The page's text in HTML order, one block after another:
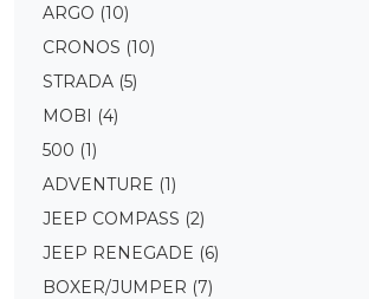
ARGO (10)
CRONOS (10)
STRADA (5)
MOBI (4)
500 (1)
ADVENTURE (1)
JEEP COMPASS (2)
JEEP RENEGADE (6)
BOXER/JUMPER (7)